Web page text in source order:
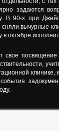
задаются
В 90-х при
сняли вычурные
в октябре
свое
клинике,